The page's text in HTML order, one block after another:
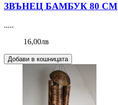
ЗВЪНЕЦ БАМБУК 80 СМ
.....
16,00лв
Добави в кошницата